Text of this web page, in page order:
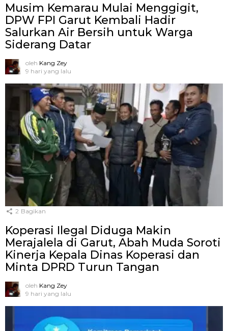
Musim Kemarau Mulai Menggigit,
DPW FPI Garut Kembali Hadir
Salurkan Air Bersih untuk Warga
Siderang Datar
oleh Kang Zey
9 hari yang lalu
2 Bagikan
Koperasi Ilegal Diduga Makin
Merajalela di Garut, Abah Muda Soroti
Kinerja Kepala Dinas Koperasi dan
Minta DPRD Turun Tangan
oleh Kang Zey
9 hari yang lalu